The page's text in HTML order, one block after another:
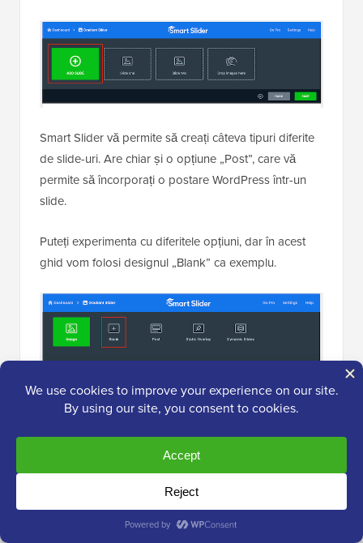
Smart Slider vă permite să creați câteva tipuri diferite
de slide-uri. Are chiar și o opțiune „Post”, care vă
permite să încorporați o postare WordPress într-un
slide.
Puteți experimenta cu diferitele opțiuni, dar în acest
ghid vom folosi designul „Blank” ca exemplu.
După ce ați ales un tip de diapozitiv, veți vedea
miniatura diapozitivului în partea de sus a ecranului.
Pur și simplu treceți mouse-ul peste miniatura și apoi